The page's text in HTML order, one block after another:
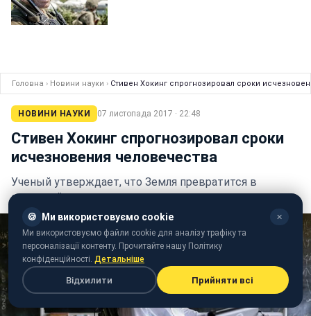
Головна › Новини науки › Стивен Хокинг спрогнозировал сроки
НОВИНИ НАУКИ 07 листопада 2017 · 22:48
Стивен Хокинг спрогнозировал сроки
исчезновения человечества
Ученый утверждает, что Земля превратится в
огненный шар
🍪 Ми використовуємо cookie ✕
Ми використовуємо файли cookie для аналізу трафіку та
персоналізації контенту. Прочитайте нашу Політику
конфіденційності. Детальніше
Відхилити Прийняти всі